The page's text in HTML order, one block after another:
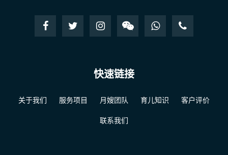
快速链接
关于我们 服务项目 月嫂团队 育儿知识 客户评价
联系我们